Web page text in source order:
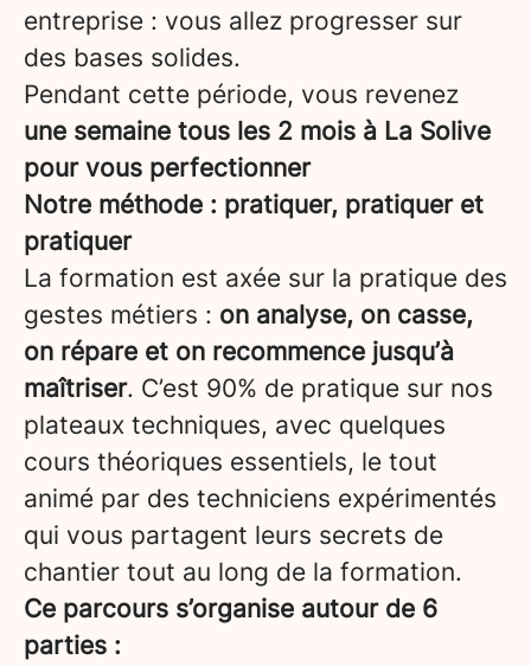
entreprise : vous allez progresser sur
des bases solides.
Pendant cette période, vous revenez
une semaine tous les 2 mois à La Solive
pour vous perfectionner
Notre méthode : pratiquer, pratiquer et
pratiquer
La formation est axée sur la pratique des
gestes métiers : on analyse, on casse,
on répare et on recommence jusqu’à
maîtriser. C’est 90% de pratique sur nos
plateaux techniques, avec quelques
cours théoriques essentiels, le tout
animé par des techniciens expérimentés
qui vous partagent leurs secrets de
chantier tout au long de la formation.
Ce parcours s’organise autour de 6
parties :